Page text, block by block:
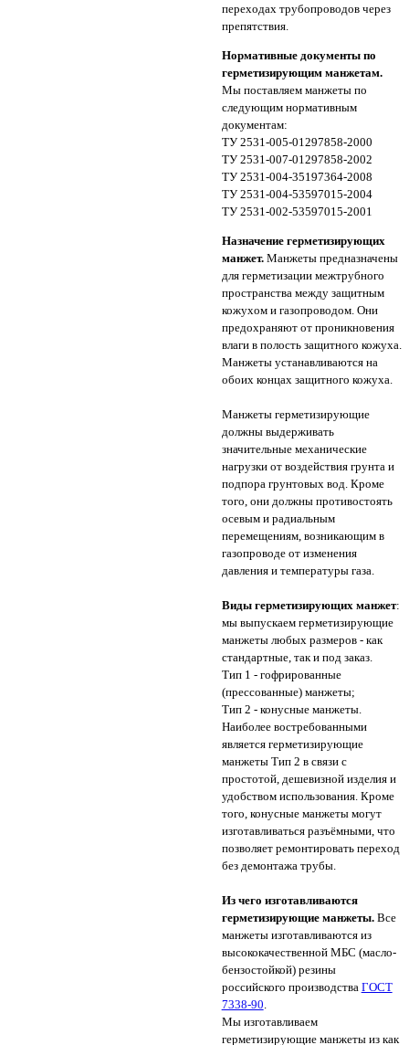
переходах трубопроводов через
препятствия.
Нормативные документы по
герметизирующим манжетам.
Мы поставляем манжеты по
следующим нормативным
документам:
ТУ 2531-005-01297858-2000
ТУ 2531-007-01297858-2002
ТУ 2531-004-35197364-2008
ТУ 2531-004-53597015-2004
ТУ 2531-002-53597015-2001
Назначение герметизирующих
манжет.Манжеты предназначены
для герметизации межтрубного
пространства между защитным
кожухом и газопроводом. Они
предохраняют от проникновения
влаги в полость защитного кожуха.
Манжеты устанавливаются на
обоих концах защитного кожуха.
Манжеты герметизирующие
должны выдерживать
значительные механические
нагрузки от воздействия грунта и
подпора грунтовых вод. Кроме
того, они должны противостоять
осевым и радиальным
перемещениям, возникающим в
газопроводе от изменения
давления и температуры газа.
Виды герметизирующих манжет:
мы выпускаем герметизирующие
манжеты любых размеров - как
стандартные, так и под заказ.
Тип 1 - гофрированные
(прессованные) манжеты;
Тип 2 - конусные манжеты.
Наиболее востребованными
является герметизирующие
манжеты Тип 2 в связи с
простотой, дешевизной изделия и
удобством использования. Кроме
того, конусные манжеты могут
изготавливаться разъёмными, что
позволяет ремонтировать переход
без демонтажа трубы.
Из чего изготавливаются
герметизирующие манжеты. Все
манжеты изготавливаются из
высококачественной МБС (масло-
бензостойкой) резины
российского производства ГОСТ
7338-90.
Мы изготавливаем
герметизирующие манжеты из как